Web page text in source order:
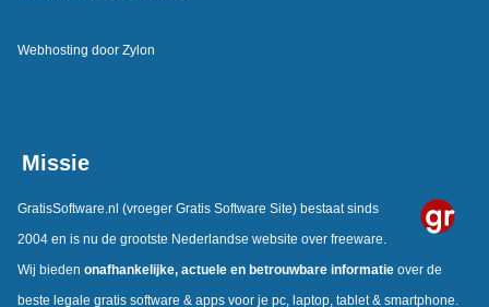
Webhosting door Zylon
Missie
GratisSoftware.nl (vroeger Gratis Software Site) bestaat sinds
2004 en is nu de grootste Nederlandse website over freeware.
Wij bieden onafhankelijke, actuele en betrouwbare informatieover de
beste legale gratis software & apps voor je pc, laptop, tablet & smartphone.